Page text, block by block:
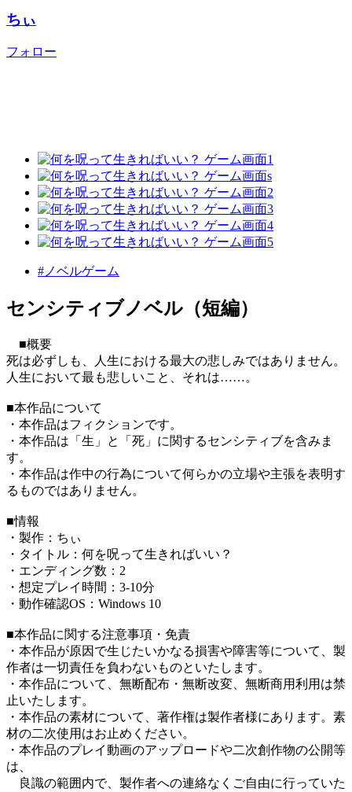
ちぃ
フォロー
#ノベルゲーム
センシティブノベル（短編）
■概要
死は必ずしも、人生における最大の悲しみではありません。
人生において最も悲しいこと、それは……。
■本作品について
・本作品はフィクションです。
・本作品は「生」と「死」に関するセンシティブを含みま
す。
・本作品は作中の行為について何らかの立場や主張を表明す
るものではありません。
■情報
・製作：ちぃ
・タイトル：何を呪って生きればいい？
・エンディング数：2
・想定プレイ時間：3-10分
・動作確認OS：Windows 10
■本作品に関する注意事項・免責
・本作品が原因で生じたいかなる損害や障害等について、製
作者は一切責任を負わないものといたします。
・本作品について、無断配布・無断改変、無断商用利用は禁
止いたします。
・本作品の素材について、著作権は製作者様にあります。素
材の二次使用はお止めください。
・本作品のプレイ動画のアップロードや二次創作物の公開等
は、
良識の範囲内で、製作者への連絡なくご自由に行っていた